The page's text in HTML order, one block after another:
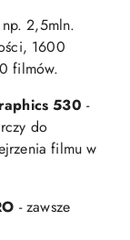
2,5mln.
1600
filmów.
530 -
do
filmu w
- zawsze